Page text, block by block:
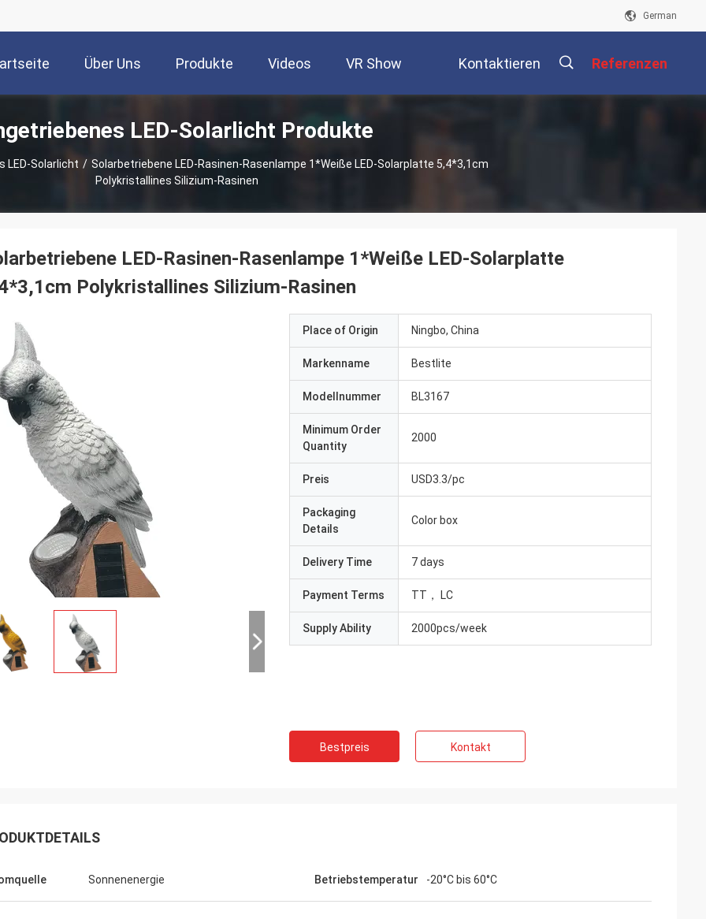
German
Über Uns Produkte Videos VR Show Kontaktieren Referenzen
LED-Solarlicht Produkte
LED-Solarlicht / Solarbetriebene LED-Rasinen-Rasenlampe 1*Weiße LED-Solarplatte 5,4*3,1cm
Polykristallines Silizium-Rasinen
LED-Rasinen-Rasenlampe 1*Weiße LED-Solarplatte
Polykristallines Silizium-Rasinen
Place of Origin Ningbo, China
Markenname Bestlite
Modellnummer BL3167
Minimum Order
Quantity
2000
Preis USD3.3/pc
Packaging
Details
Color box
Delivery Time 7 days
Payment Terms TT， LC
Supply Ability 2000pcs/week
Bestpreis Kontakt
Sonnenenergie Betriebstemperatur -20°C bis 60°C